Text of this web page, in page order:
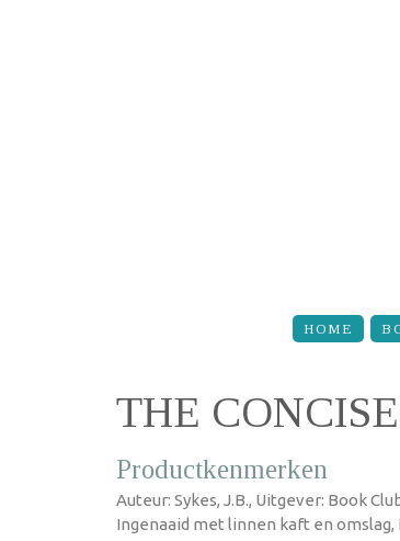
HOME
THE
Productkenmerken
Auteur: Sykes, J.B., Uitgever: Book
Ingenaaid met linnen kaft en omslag,